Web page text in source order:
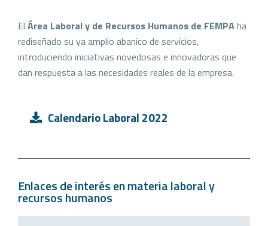
El Área Laboral y de Recursos Humanos de FEMPAha
rediseñado su ya amplio abanico de servicios,
introduciendo iniciativas novedosas e innovadoras que
dan respuesta a las necesidades reales de la empresa.
Calendario Laboral 2022
Enlaces de interés en materia laboral y
recursos humanos